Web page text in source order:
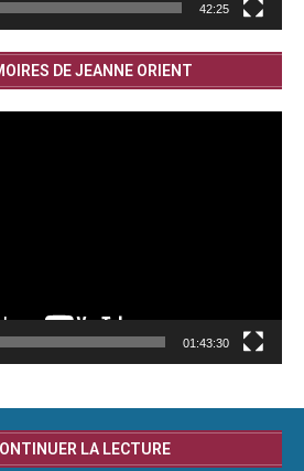
42:25
DE JEANNE ORIENT
01:43:30
LA LECTURE